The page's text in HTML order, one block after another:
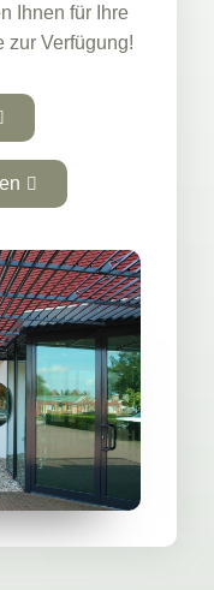
Ihnen für Ihre
zur Verfügung!